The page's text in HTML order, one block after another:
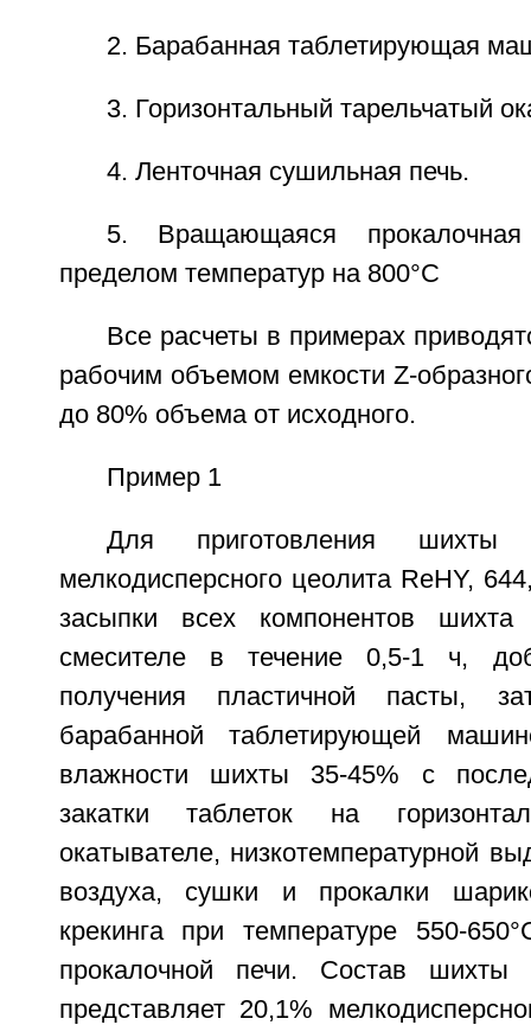
2. Барабанная таблетирующая
3. Горизонтальный тарельчатый
4. Ленточная сушильная печь.
5. Вращающаяся
пределом температур на 800°C
Все расчеты в примерах
рабочим объемом емкости Z-
до 80% объема от исходного.
Пример 1
Для приготовления
мелкодисперсного цеолита ReНY,
засыпки всех компонентов
смесителе в течение 0,5-1 ч,
получения пластичной пасты,
барабанной таблетирующей
влажности шихты 35-45% с
закатки таблеток на
окатывателе, низкотемпературной
воздуха, сушки и прокалки
крекинга при температуре 550-
прокалочной печи. Состав шихты
представляет 20,1%